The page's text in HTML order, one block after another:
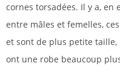
cornes torsadées. Il y a,
entre mâles et femelles,
et sont de plus petite
ont une robe beaucoup